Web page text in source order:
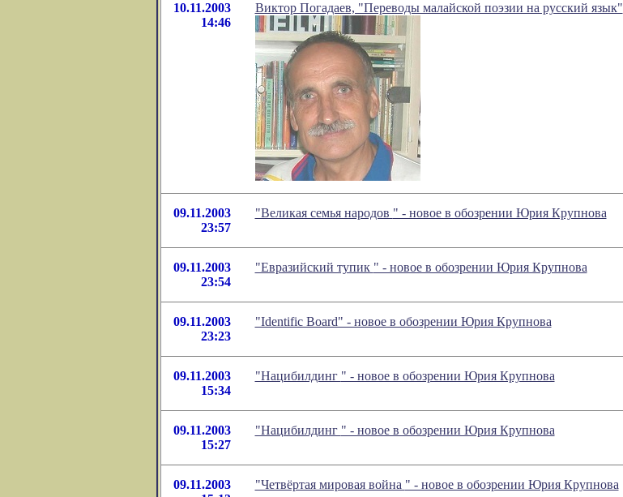
10.11.2003
14:46
Виктор Погадаев, "Переводы малайской поэзии на русский язык"
09.11.2003
23:57
"Великая семья народов " - новое в обозрении Юрия Крупнова
09.11.2003
23:54
"Евразийский тупик " - новое в обозрении Юрия Крупнова
09.11.2003
23:23
"Identific Board" - новое в обозрении Юрия Крупнова
09.11.2003
15:34
"Нацибилдинг " - новое в обозрении Юрия Крупнова
09.11.2003
15:27
"Нацибилдинг " - новое в обозрении Юрия Крупнова
09.11.2003
"Четвёртая мировая война " - новое в обозрении Юрия Крупнова